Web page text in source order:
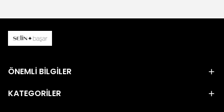
ÖNEMLİ BİLGİLER
KATEGORİLER